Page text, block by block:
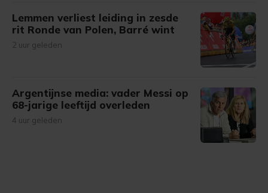
Lemmen verliest leiding in zesde
rit Ronde van Polen, Barré wint
2 uur geleden
Argentijnse media: vader Messi op
68-jarige leeftijd overleden
4 uur geleden